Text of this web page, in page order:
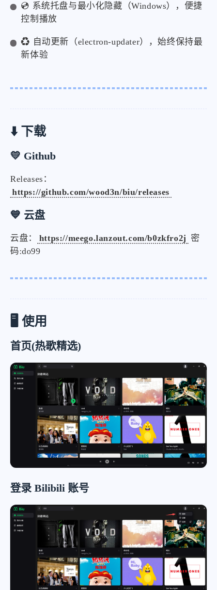
💿 系统托盘与最小化隐藏（Windows），便捷
控制播放
♻️ 自动更新（electron-updater），始终保持最
新体验
⬇️ 下载
💛 Github
Releases：
https://github.com/wood3n/biu/releases
💙 云盘
云盘： https://meego.lanzout.com/b0zkfro2j 密
码:do99
🖥️ 使用
首页(热歌精选)
登录 Bilibili 账号